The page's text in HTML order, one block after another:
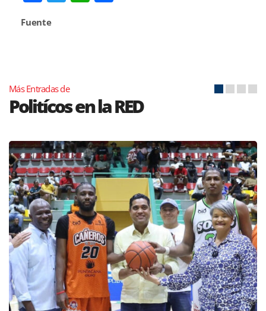
Fuente
Más Entradas de
Politícos en la RED